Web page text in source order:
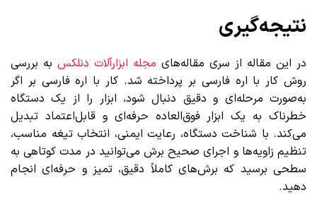
نتیجه‌گیری
در این مقاله از سری مقاله‌های مجله ابزارآلات دنلکس به بررسی
روش کار با اره فارسی بر پرداخته شد. کار با اره فارسی بر اگر
به‌صورت مرحله‌ای و دقیق دنبال شود، ابزار را از یک دستگاه
خطرناک به یک ابزار فوق‌العاده حرفه‌ای و قابل‌اعتماد تبدیل
می‌کند. با شناخت دستگاه، رعایت ایمنی، انتخاب تیغه مناسب،
تنظیم زاویه‌ها و اجرای صحیح برش می‌توانید در مدت کوتاهی به
سطحی برسید که برش‌های کاملاً دقیق، تمیز و حرفه‌ای انجام
دهید.